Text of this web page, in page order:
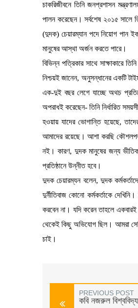
চাকরিজীবনে তিনি জনপ্রশাসন
পালন করেছেন। সর্বশেষ ২০১৫ সালে
(দুদক) চেয়ারম্যান পদে নিয়োগ পান
মানুষের আস্থা অর্জন করতে পারে।
বিভিন্ন পত্রিকার সাথে সাক্ষাকারে
নিশ্চয়ই জানেন, অনুসন্ধানের একটি
এক-দুই বছর লেগে যাচ্ছে অথচ
অপরাধই করেছেন- তিনি নির্ধারিত
হওয়ায় যাদের ভোগান্তি হয়েছে,
আমাদের রয়েছে। আশা করছি
নই। কারণ, দুদক মানুষের জন্য
প্রতিষ্ঠানে উন্নীত হবে।
দুদক চেয়ারম্যন বলেন, দুদক
দুর্নীতিবাজ কোনো কর্মকর্তাকে
করবেন না। যদি করেন তাহলে
থেকেই কিছু অভিযোগ ছিল। আমরা
চাই।
PREVIOUS POST
কবি নজরুল